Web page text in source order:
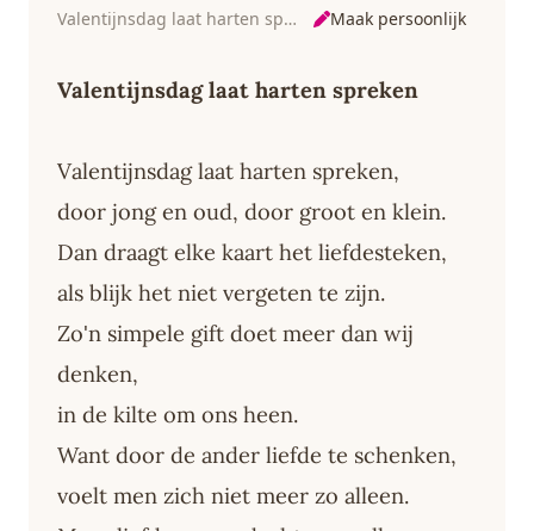
Valentijnsdag laat harten spreken Maak persoonlijk
Valentijnsdag laat harten spreken
Valentijnsdag laat harten spreken,
door jong en oud, door groot en klein.
Dan draagt elke kaart het liefdesteken,
als blijk het niet vergeten te zijn.
Zo'n simpele gift doet meer dan wij
denken,
in de kilte om ons heen.
Want door de ander liefde te schenken,
voelt men zich niet meer zo alleen.